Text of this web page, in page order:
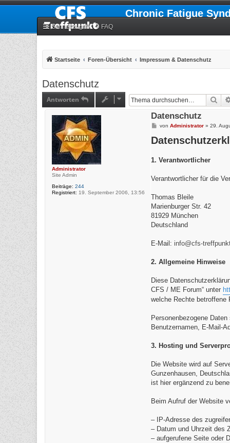
Chronic Fatigue
Schnellzugriff FAQ
Startseite Foren-Übersicht Impressum & Datenschutz
Datenschutz
Antworten
Administrator
Site Admin
Beiträge: 244
Registriert: 19. September 2006, 13:56
Datenschutz
B
i
t
g
von Administrator» 29.
1. Verantwortlicher
Verantwortlicher für die
Thomas Bleile
Marienburger Str. 42
81929 München
Deutschland
E-Mail: info@cfs-
2. Allgemeine Hinweise
Diese
CFS / ME Forum“ unter
welche Rechte betroffene
Personenbezogene
Benutzernamen, E-Mail-
3. Hosting und
Die Website wird auf
Gunzenhausen,
ist hier ergänzend zu
Beim Aufruf der Website
– IP-Adresse des
– Datum und Uhrzeit des
– aufgerufene Seite oder